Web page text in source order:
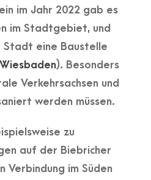
im Jahr 2022 gab es
im Stadtgebiet, und
Stadt eine Baustelle​
). Besonders
Verkehrsachsen und
werden müssen.
zu
auf der Biebricher
Verbindung im Süden